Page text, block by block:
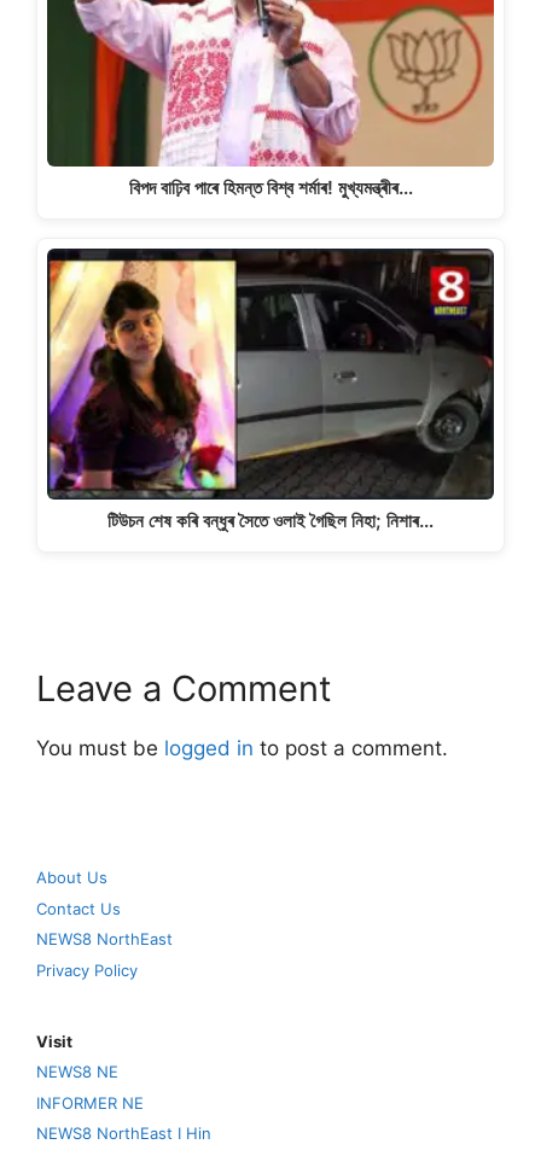
বিপদ বাঢ়িব পাৰে হিমন্ত বিশ্ব শৰ্মাৰ! মুখ্যমন্ত্ৰীৰ…
টিউচন শেষ কৰি বন্ধুৰ সৈতে ওলাই গৈছিল নিহা; নিশাৰ…
Leave a Comment
You must be logged in to post a comment.
About Us
Contact Us
NEWS8 NorthEast
Privacy Policy
Visit
NEWS8 NE
INFORMER NE
NEWS8 NorthEast I Hin